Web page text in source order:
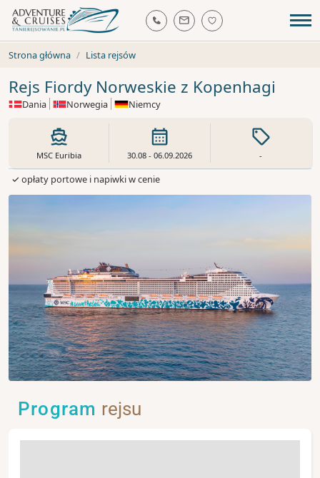
Strona główna Lista rejsów
Rejs Fiordy Norweskie z Kopenhagi
Dania Norwegia Niemcy
MSC Euribia 30.08 - 06.09.2026 -
✓ opłaty portowe i napiwki w cenie
Program rejsu